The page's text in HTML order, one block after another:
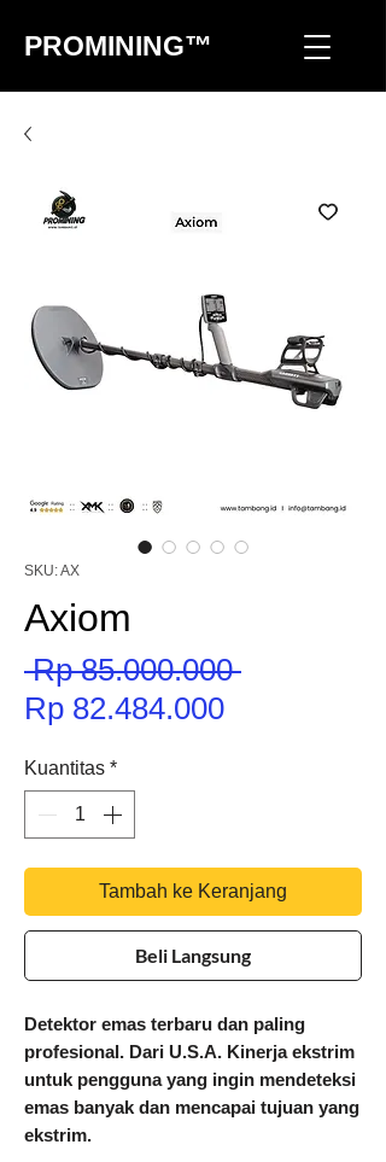
PROMINING™
SKU: AX
Axiom
Rp 85.000.000 Harga
Rp 82.484.000Harga
Kuantitas *
Tambah ke Keranjang
Beli Langsung
Detektor emas terbaru dan paling
profesional. Dari U.S.A. Kinerja ekstrim
untuk pengguna yang ingin mendeteksi
emas banyak dan mencapai tujuan yang
ekstrim.